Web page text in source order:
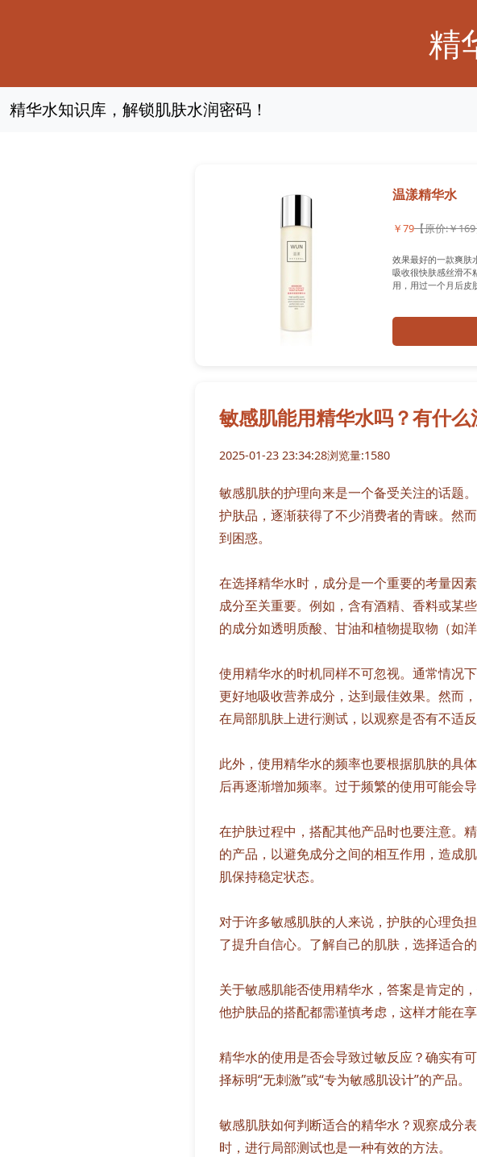
精
精华水知识库，解锁肌肤水润密码！
温漾精华水
￥79【原价:￥
效果最好的一款爽肤
吸收很快肤感丝滑不
用，用过一个月后皮
敏感肌能用精华水吗？有什么
2025-01-23 23:34:28浏览量:1580
敏感肌肤的护理向来是一个备受关注的话题
护肤品，逐渐获得了不少消费者的青睐。然
到困惑。
在选择精华水时，成分是一个重要的考量因
成分至关重要。例如，含有酒精、香料或某
的成分如透明质酸、甘油和植物提取物（如
使用精华水的时机同样不可忽视。通常情况
更好地吸收营养成分，达到最佳效果。然而
在局部肌肤上进行测试，以观察是否有不适反
此外，使用精华水的频率也要根据肌肤的具
后再逐渐增加频率。过于频繁的使用可能会
在护肤过程中，搭配其他产品时也要注意。
的产品，以避免成分之间的相互作用，造成
肌保持稳定状态。
对于许多敏感肌肤的人来说，护肤的心理负
了提升自信心。了解自己的肌肤，选择适合
关于敏感肌能否使用精华水，答案是肯定的
他护肤品的搭配都需谨慎考虑，这样才能在
精华水的使用是否会导致过敏反应？确实有
择标明“无刺激”或“专为敏感肌设计”的产品。
敏感肌肤如何判断适合的精华水？观察成分
时，进行局部测试也是一种有效的方法。